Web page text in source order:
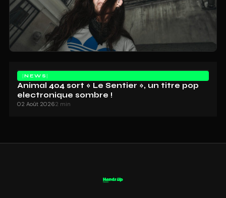
NEWS
Animal 404 sort « Le Sentier », un titre pop
electronique sombre !
02 Août 20262 min